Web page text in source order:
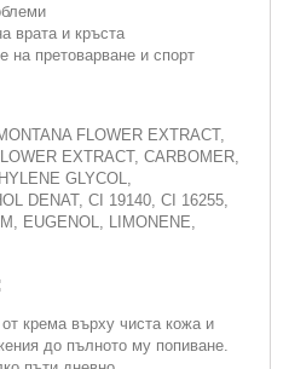
врата и кръста
на претоварване и спорт
FLOWER EXTRACT,
EXTRACT, CARBOMER,
GLYCOL,
DENAT, CI 19140, CI 16255,
EUGENOL, LIMONENE,
крема върху чиста кожа и
до пълното му попиване.